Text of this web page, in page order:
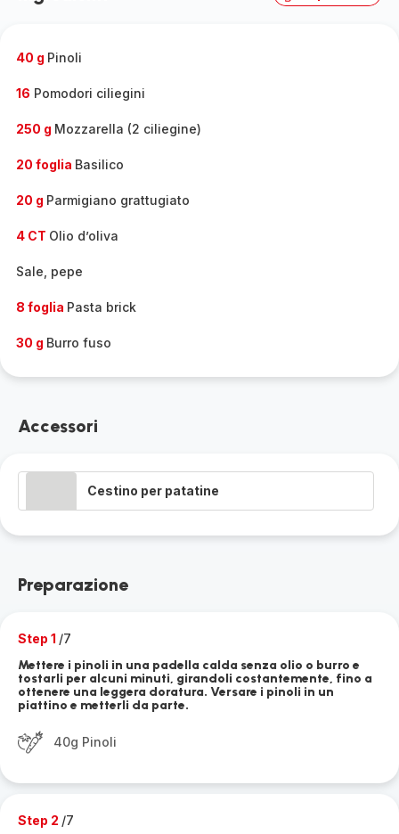
40 g Pinoli
16 Pomodori ciliegini
250 g Mozzarella (2 ciliegine)
20 foglia Basilico
20 g Parmigiano grattugiato
4 CT Olio d’oliva
Sale, pepe
8 foglia Pasta brick
30 g Burro fuso
Accessori
Cestino per patatine
Preparazione
Step 1 /7
Mettere i pinoli in una padella calda senza olio o burro e
tostarli per alcuni minuti, girandoli costantemente, fino a
ottenere una leggera doratura. Versare i pinoli in un
piattino e metterli da parte.
40g Pinoli
Step 2 /7